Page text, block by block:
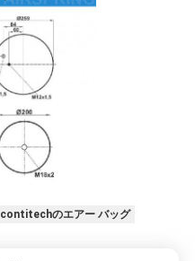
contitechのエアー バッグ